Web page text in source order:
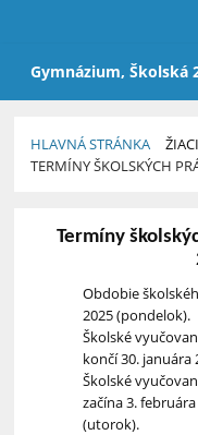
Gymnázium, Školská
HLAVNÁ STRÁNKA
TERMÍNY ŠKOLSKÝCH
Termíny
školských
Termíny
Obdobie
2025 (pondelok).
Školské
končí 30. januára
Školské
začína 3.
(utorok).